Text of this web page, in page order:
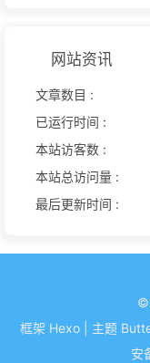
网站资讯
文章数目 :
已运行时间 :
本站访客数 :
本站总访问量 :
最后更新时间 :
框架 Hexo 主题
安